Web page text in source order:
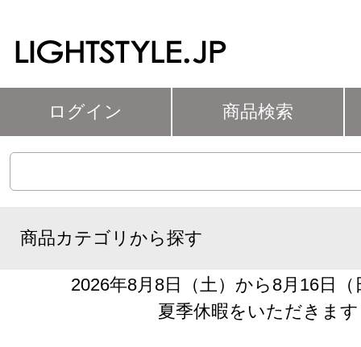
ログイン 商品検索
商品カテゴリから探す
2026年8月8日（土）から8月16日
夏季休暇をいただきます